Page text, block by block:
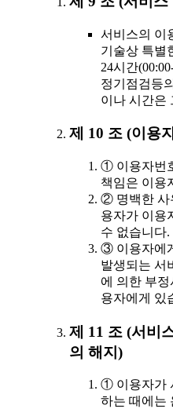
서비스의 이
기술상 특별
24시간
정기점검등
이나 시간은
제 10 조 (이용
① 이용자번
책임은 이용
② 명백한 사
용자가 이용
수 없습니다.
③ 이용자에
발생되는 서
에 의한 부정
용자에게 있
제 11 조 (서비
의 해지)
① 이용자가
하는 때에는